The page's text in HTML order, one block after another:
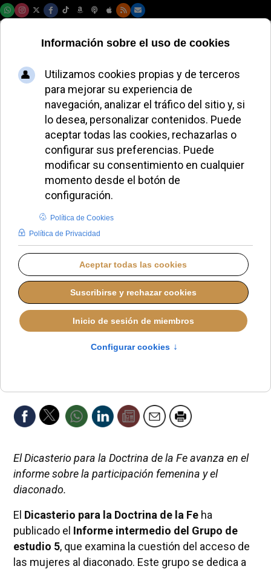
El Vaticano avanza
en el informe sobre
las mujeres y el
diaconado
JOSÉ GARCÍA IGLESIA HOY
El Dicasterio para la Doctrina de la Fe avanza en el
informe sobre la participación femenina y el
diaconado.
El Dicasterio para la Doctrina de la Feha
publicado el Informe intermedio del Grupo de
estudio 5, que examina la cuestión del acceso de
las mujeres al diaconado. Este grupo se dedica a